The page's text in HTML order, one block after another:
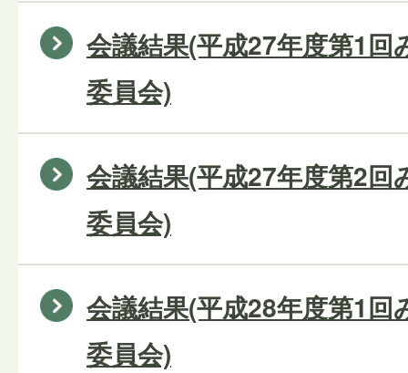
会議結果(平成27年度第1回
委員会)
会議結果(平成27年度第2回
委員会)
会議結果(平成28年度第1回
委員会)